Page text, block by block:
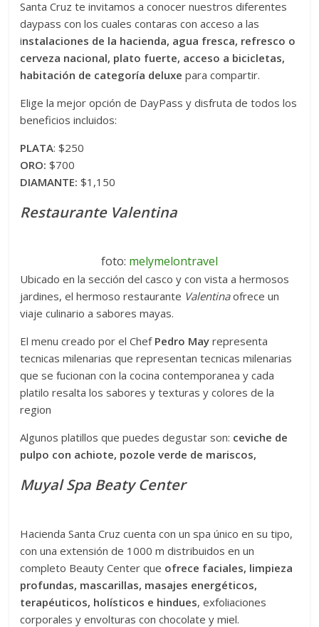
Santa Cruz te invitamos a conocer nuestros diferentes
daypass con los cuales contaras con acceso a las
instalaciones de la hacienda, agua fresca, refresco o
cerveza nacional, plato fuerte, acceso a bicicletas,
habitación de categoría deluxe para compartir.
Elige la mejor opción de DayPass y disfruta de todos los
beneficios incluidos:
PLATA: $250
ORO: $700
DIAMANTE: $1,150
Restaurante Valentina
foto: melymelontravel
Ubicado en la sección del casco y con vista a hermosos
jardines, el hermoso restaurante Valentinaofrece un
viaje culinario a sabores mayas.
El menu creado por el Chef Pedro May representa
tecnicas milenarias que representan tecnicas milenarias
que se fucionan con la cocina contemporanea y cada
platilo resalta los sabores y texturas y colores de la
region
Algunos platillos que puedes degustar son: ceviche de
pulpo con achiote, pozole verde de mariscos,
MuyalSpa Beaty Center
Hacienda Santa Cruz cuenta con un spa único en su tipo,
con una extensión de 1000 m distribuidos en un
completo Beauty Center que ofrece faciales, limpieza
profundas, mascarillas, masajes energéticos,
terapéuticos, holísticos e hindues, exfoliaciones
corporales y envolturas con chocolate y miel.